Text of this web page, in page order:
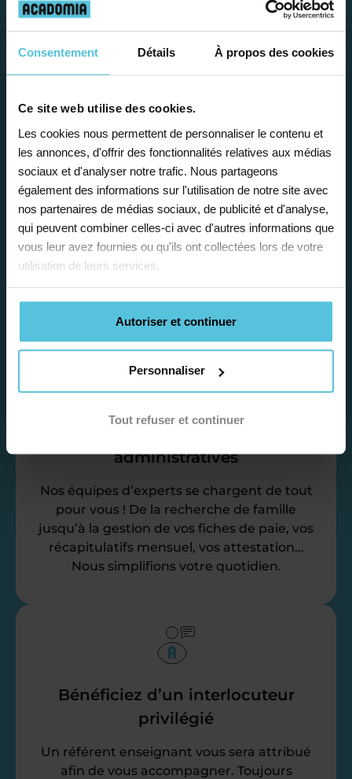
Consentement Détails À propos des cookies
Ce site web utilise des cookies.
Les cookies nous permettent de personnaliser le contenu et
les annonces, d'offrir des fonctionnalités relatives aux médias
sociaux et d'analyser notre trafic. Nous partageons
également des informations sur l'utilisation de notre site avec
nos partenaires de médias sociaux, de publicité et d'analyse,
qui peuvent combiner celles-ci avec d'autres informations que
vous leur avez fournies ou qu'ils ont collectées lors de votre
utilisation de leurs services.
Autoriser et continuer
Personnaliser
Tout refuser et continuer
Travailler chez Acadomia
présente de nombreux
avantages
Enseignez près de chez vous, selon
vos horaires
Afin de garantir le meilleur
accompagnement, nous organisons votre
emploi du temps en fonction de votre profil,
vos disponibilités et votre flexibilité.
administratives
Nos équipes d’experts se chargent de tout
pour vous ! De la recherche de famille
jusqu’à la gestion de vos fiches de paie, vos
récapitulatifs mensuel, vos attestation…
Nous simplifions votre quotidien.
Bénéficiez d’un interlocuteur
privilégié
Un référent enseignant vous sera attribué
afin de vous accompagner. Toujours